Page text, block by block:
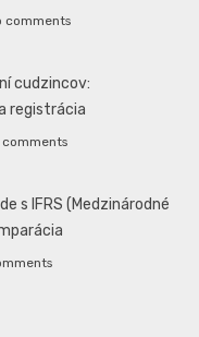
comments
cudzincov:
registrácia
comments
s IFRS (Medzinárodné